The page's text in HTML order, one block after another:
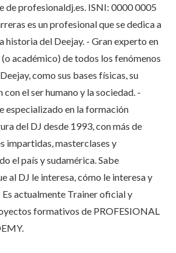
de profesionaldj.es. ISNI: 0000 0005
es un profesional que se dedica a
historia del Deejay. - Gran experto en
académico) de todos los fenómenos
como sus bases físicas, su
el ser humano y la sociedad. -
especializado en la formación
del DJ desde 1993, con más de
impartidas, masterclases y
el país y sudamérica. Sabe
al DJ le interesa, cómo le interesa y
Es actualmente Trainer oficial y
formativos de PROFESIONAL